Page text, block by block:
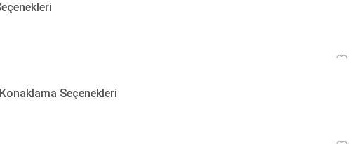
Seçenekleri